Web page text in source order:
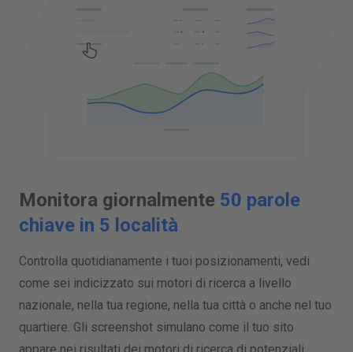
Monitora giornalmente 50 parole
chiave in 5 località
Controlla quotidianamente i tuoi posizionamenti, vedi
come sei indicizzato sui motori di ricerca a livello
nazionale, nella tua regione, nella tua città o anche nel tuo
quartiere. Gli screenshot simulano come il tuo sito